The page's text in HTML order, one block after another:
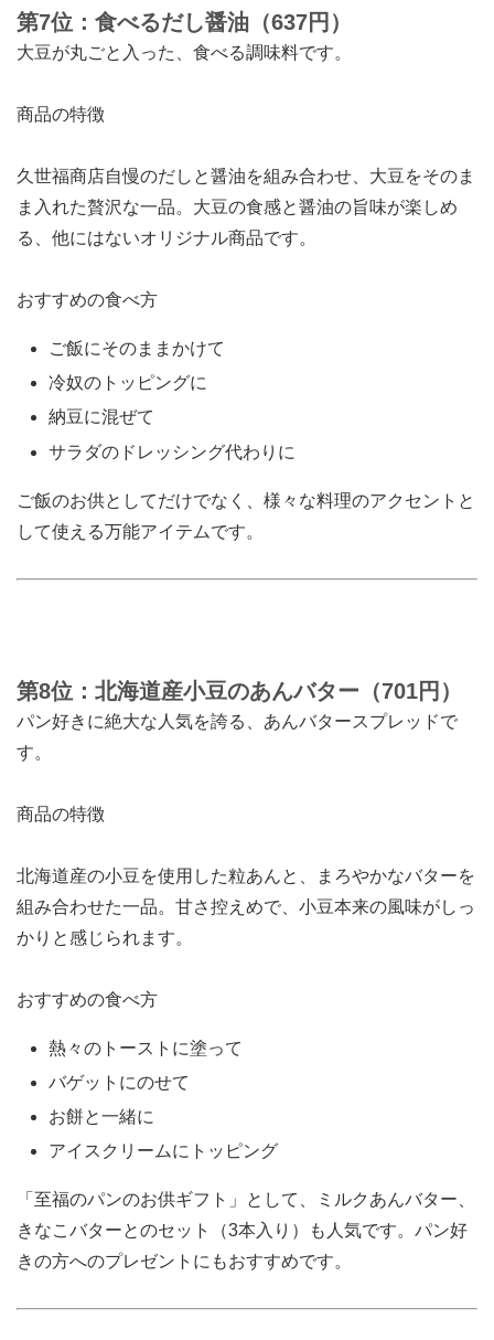
第7位：食べるだし醤油（637円）
大豆が丸ごと入った、食べる調味料です。
商品の特徴
久世福商店自慢のだしと醤油を組み合わせ、大豆をそのま
ま入れた贅沢な一品。大豆の食感と醤油の旨味が楽しめ
る、他にはないオリジナル商品です。
おすすめの食べ方
ご飯にそのままかけて
冷奴のトッピングに
納豆に混ぜて
サラダのドレッシング代わりに
ご飯のお供としてだけでなく、様々な料理のアクセントと
して使える万能アイテムです。
第8位：北海道産小豆のあんバター（701円）
パン好きに絶大な人気を誇る、あんバタースプレッドで
す。
商品の特徴
北海道産の小豆を使用した粒あんと、まろやかなバターを
組み合わせた一品。甘さ控えめで、小豆本来の風味がしっ
かりと感じられます。
おすすめの食べ方
熱々のトーストに塗って
バゲットにのせて
お餅と一緒に
アイスクリームにトッピング
「至福のパンのお供ギフト」として、ミルクあんバター、
きなこバターとのセット（3本入り）も人気です。パン好
きの方へのプレゼントにもおすすめです。